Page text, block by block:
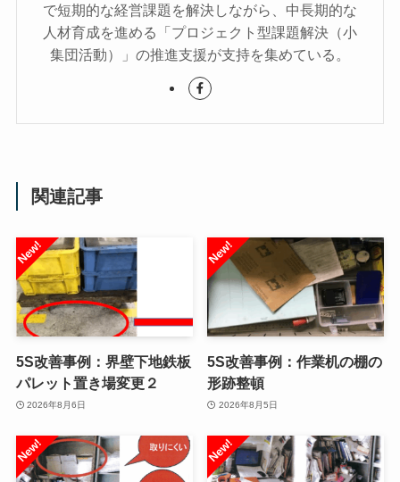
で短期的な経営課題を解決しながら、中長期的な
人材育成を進める「プロジェクト型課題解決（小
集団活動）」の推進支援が支持を集めている。
関連記事
5S改善事例：界壁下地鉄板
パレット置き場変更２
2026年8月6日
5S改善事例：作業机の棚の
形跡整頓
2026年8月5日